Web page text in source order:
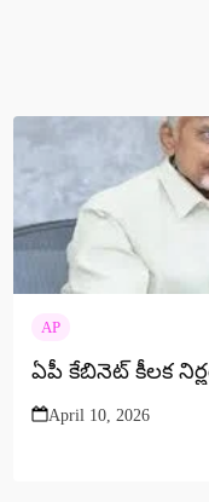
AP
ఏపీ కేబినెట్ కీలక
April 10, 2026